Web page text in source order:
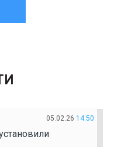
05.02.26 14:50